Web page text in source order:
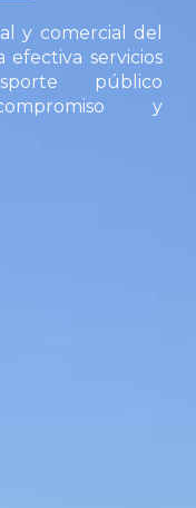
y comercial del
servicios
público
y